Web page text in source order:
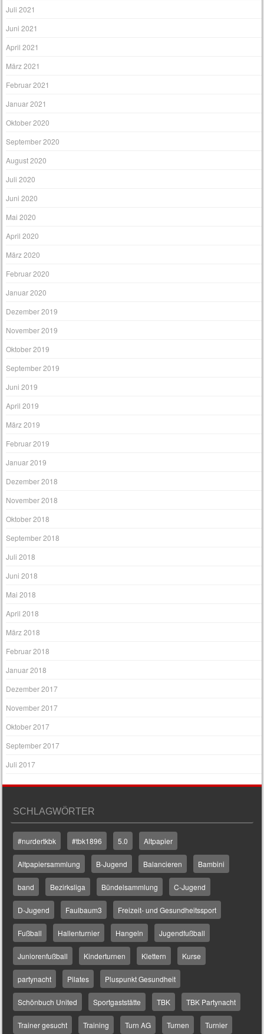
Juli 2021
Juni 2021
April 2021
März 2021
Februar 2021
Januar 2021
Oktober 2020
September 2020
August 2020
Juli 2020
Juni 2020
Mai 2020
April 2020
März 2020
Februar 2020
Januar 2020
Dezember 2019
November 2019
Oktober 2019
September 2019
Juni 2019
April 2019
März 2019
Februar 2019
Januar 2019
Dezember 2018
November 2018
Oktober 2018
September 2018
Juli 2018
Juni 2018
Mai 2018
April 2018
März 2018
Februar 2018
Januar 2018
Dezember 2017
November 2017
Oktober 2017
September 2017
Juli 2017
SCHLAGWÖRTER
#nurdertkbk #tbk1896 5.0 Altpapier
Altpapiersammlung B-Jugend Balancieren Bambini
band Bezirksliga Bündelsammlung C-Jugend
D-Jugend Faulbaum3 Freizeit- und Gesundheitssport
Fußball Hallenturnier Hangeln Jugendfußball
Juniorenfußball Kinderturnen Klettern Kurse
partynacht Pilates Pluspunkt Gesundheit
Schönbuch United Sportgaststätte TBK TBK Partynacht
Trainer gesucht Training Turn AG Turnen Turnier